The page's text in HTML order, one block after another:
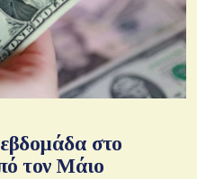
στο
τον Μάιο